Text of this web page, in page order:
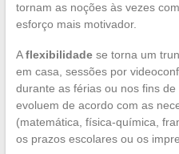
tornam as noções às vezes
esforço mais motivador.
Aflexibilidadese torna um
em casa, sessões por
durante as férias ou nos fins
evoluem de acordo com as
(matemática, física-química,
os prazos escolares ou os